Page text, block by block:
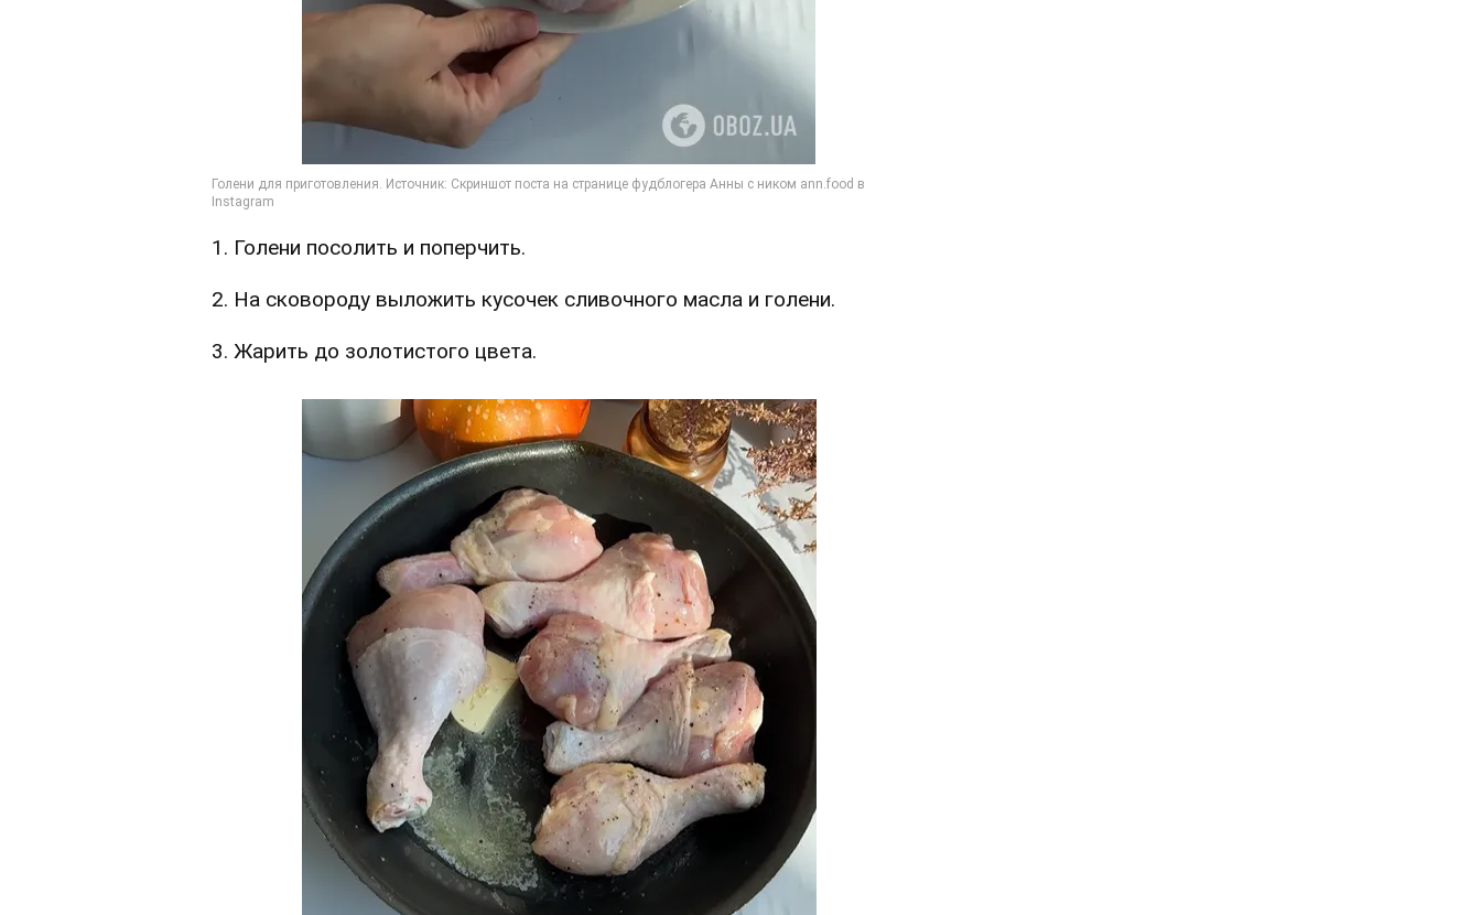
1. Голени посолить и поперчить.
2. На сковороду выложить кусочек сливочного масла и голени.
3. Жарить до золотистого цвета.